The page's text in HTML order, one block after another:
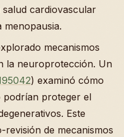
cardiovascular
menopausia.
mecanismos
la neuroprotección. Un
) examinó cómo
podrían proteger el
Este
de mecanismos